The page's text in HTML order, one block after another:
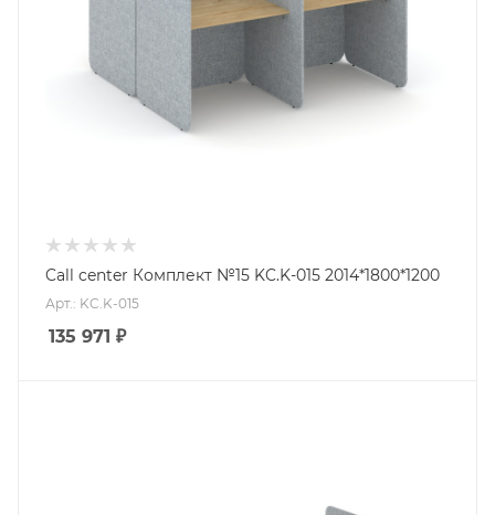
Call center Комплект №15 KC.K-015 2014*1800*1200
Арт.: KC.K-015
135 971 ₽